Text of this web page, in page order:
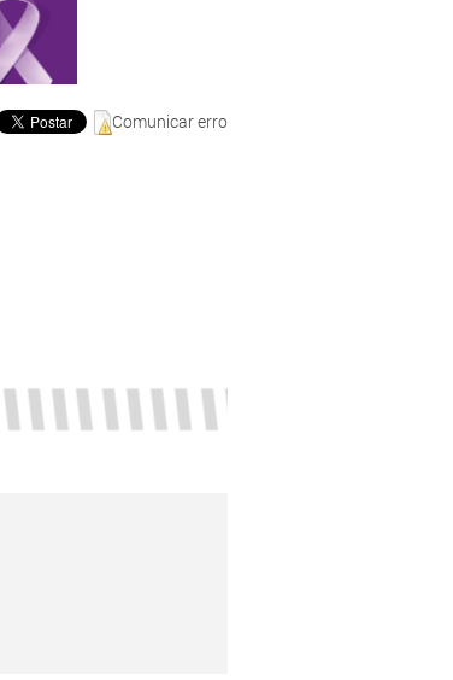
Comunicar erro